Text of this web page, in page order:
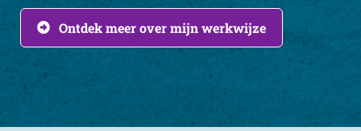
Ontdek meer over mijn werkwijze